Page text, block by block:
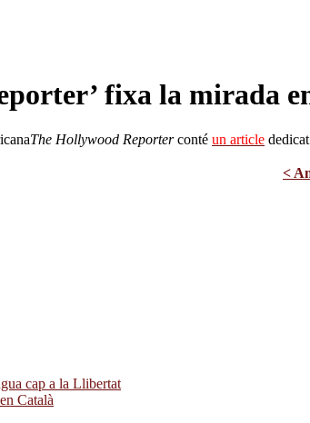
fixa la mirada
The Hollywood Reporterconté un article
<
cap a la Llibertat
Català